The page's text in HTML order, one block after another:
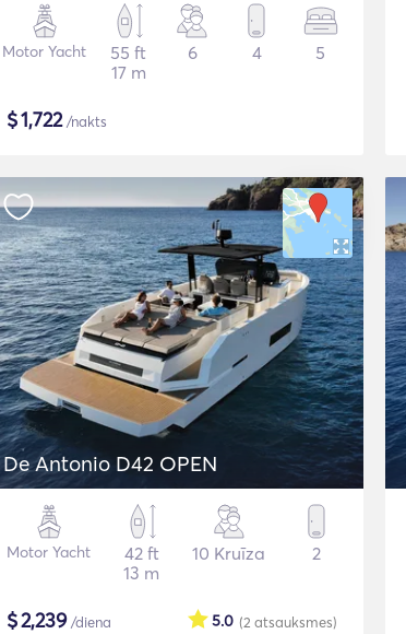
Motor Yacht
55 ft
17 m
6 4 5
$1,722/nakts
De Antonio D42 OPEN
Motor Yacht
42 ft
13 m
10 Kruīza 2
$2,239/diena (2 atsauksmes)
5.0